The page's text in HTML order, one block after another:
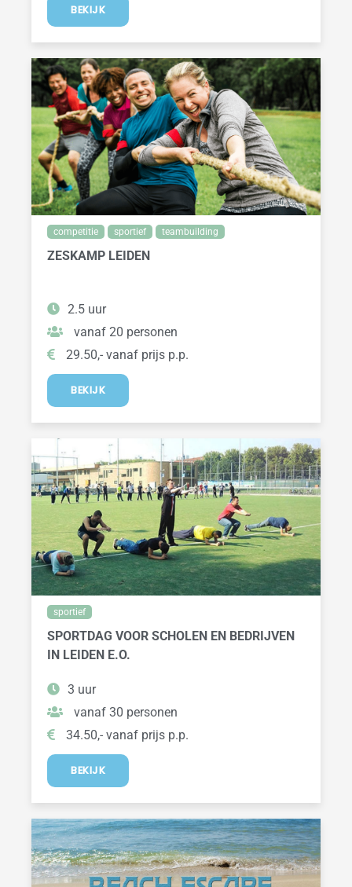
BEKIJK
competitie sportief teambuilding
ZESKAMP LEIDEN
2.5 uur
vanaf 20 personen
29.50,- vanaf prijs p.p.
BEKIJK
sportief
SPORTDAG VOOR SCHOLEN EN BEDRIJVEN
IN LEIDEN E.O.
3 uur
vanaf 30 personen
34.50,- vanaf prijs p.p.
BEKIJK